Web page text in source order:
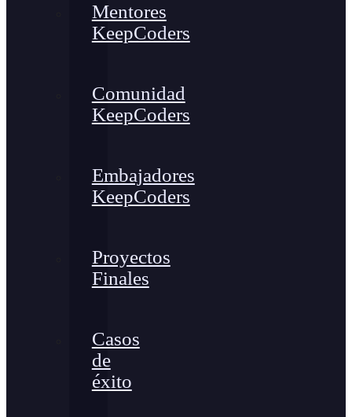
Mentores
KeepCoders
Comunidad
KeepCoders
Embajadores
KeepCoders
Proyectos
Finales
Casos
de
éxito